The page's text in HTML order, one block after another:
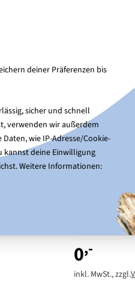
deiner Präferenzen bis
sicher und schnell
verwenden wir außerdem
wie IP-Adresse/Cookie-
kannst deine Einwilligung
Weitere Informationen:
0,-
inkl. MwSt., zzgl.